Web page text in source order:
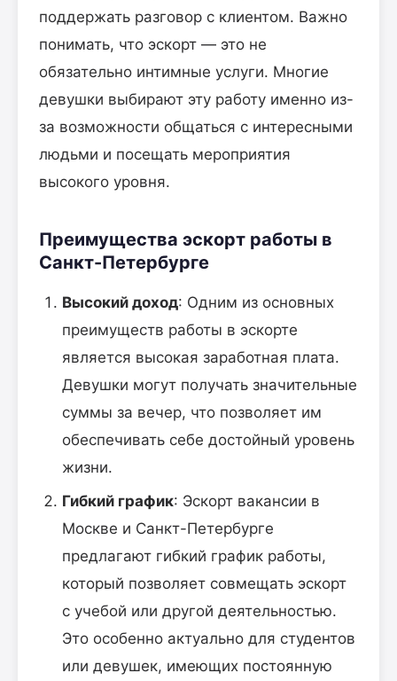
поддержать разговор с клиентом. Важно
понимать, что эскорт — это не
обязательно интимные услуги. Многие
девушки выбирают эту работу именно из-
за возможности общаться с интересными
людьми и посещать мероприятия
высокого уровня.
Преимущества эскорт работы в
Санкт-Петербурге
Высокий доход: Одним из основных
преимуществ работы в эскорте
является высокая заработная плата.
Девушки могут получать значительные
суммы за вечер, что позволяет им
обеспечивать себе достойный уровень
жизни.
Гибкий график: Эскорт вакансии в
Москве и Санкт-Петербурге
предлагают гибкий график работы,
который позволяет совмещать эскорт
с учебой или другой деятельностью.
Это особенно актуально для студентов
или девушек, имеющих постоянную